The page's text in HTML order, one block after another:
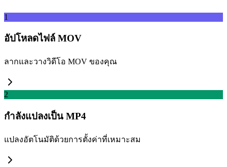
1
อัปโหลดไฟล์ MOV
ลากและวางวิดีโอ MOV ของคุณ
2
กำลังแปลงเป็น MP4
แปลงอัตโนมัติด้วยการตั้งค่าที่เหมาะสม